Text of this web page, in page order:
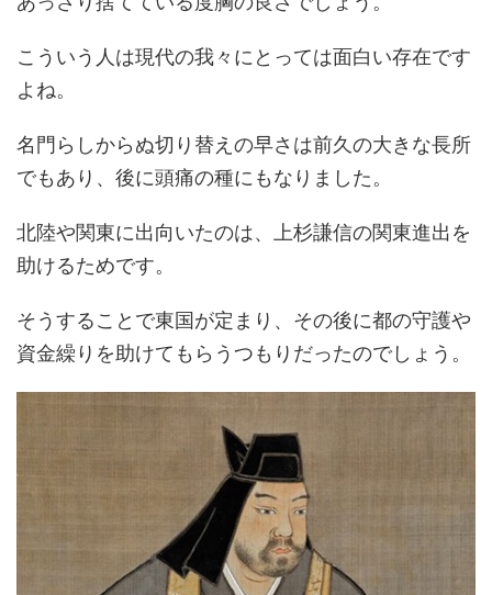
こういう人は現代の我々にとっては面白い存在です
よね。
名門らしからぬ切り替えの早さは前久の大きな長所
でもあり、後に頭痛の種にもなりました。
北陸や関東に出向いたのは、上杉謙信の関東進出を
助けるためです。
そうすることで東国が定まり、その後に都の守護や
資金繰りを助けてもらうつもりだったのでしょう。